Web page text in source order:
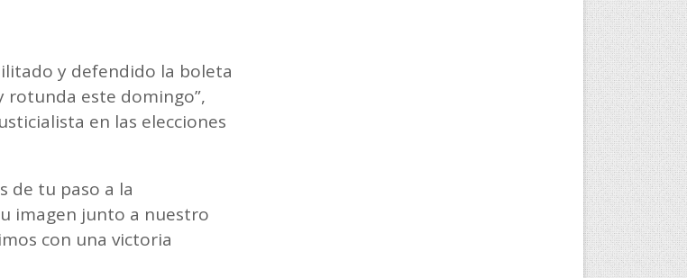
y defendido la boleta
rotunda este domingo”,
en las elecciones
de tu paso a la
imagen junto a nuestro
con una victoria